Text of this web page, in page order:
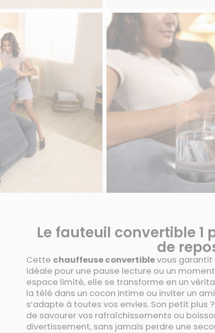
Le fauteuil convertible
de
Cette chauffeuse convertiblevous
idéale pour une pause lecture ou un
espace limité, elle se transforme en un
la télé dans un cocon intime ou inviter un
s’adapte à toutes vos envies. Son petit
de savourer vos rafraîchissements ou
divertissement, sans jamais perdre une